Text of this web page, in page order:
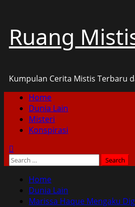
content
Ruang
Kumpulan Cerita Mistis Terbaru
Primary
Menu
Home
Dunia Lain
Misteri
Konspirasi
Search
Home
Dunia Lain
Marissa Haque Mengaku